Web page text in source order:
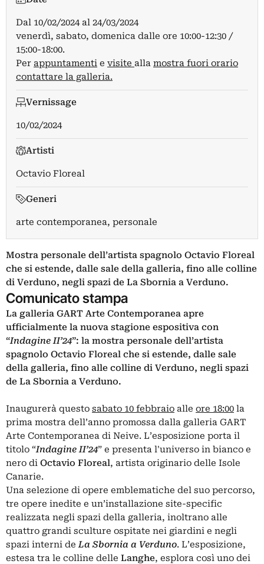
Dal 10/02/2024al 24/03/2024
venerdì, sabato, domenica dalle ore 10:00-12:30 /
15:00-18:00.
Per appuntamenti e visite alla mostra fuori orario
contattare la galleria.
Vernissage
10/02/2024
Artisti
Octavio Floreal
Generi
arte contemporanea, personale
Mostra personale dell’artista spagnolo Octavio Floreal
che si estende, dalle sale della galleria, fino alle colline
di Verduno, negli spazi de La Sbornia a Verduno.
Comunicato stampa
La galleria GART Arte Contemporanea apre
ufficialmente la nuova stagione espositiva con
“Indagine II’24”: la mostra personale dell’artista
spagnolo Octavio Floreal che si estende, dalle sale
della galleria, fino alle colline di Verduno, negli spazi
de La Sbornia a Verduno.
Inaugurerà questo sabato 10 febbraio alle ore 18:00 la
prima mostra dell’anno promossa dalla galleria GART
Arte Contemporanea di Neive. L’esposizione porta il
titolo “Indagine II’24” e presenta l'universo in bianco e
nero di Octavio Floreal, artista originario delle Isole
Canarie.
Una selezione di opere emblematiche del suo percorso,
tre opere inedite e un’installazione site-specific
realizzata negli spazi della galleria, inoltrano alle
quattro grandi sculture ospitate nei giardini e negli
spazi interni deLa Sbornia a Verduno. L’esposizione,
estesa tra le colline delle Langhe, esplora così uno dei